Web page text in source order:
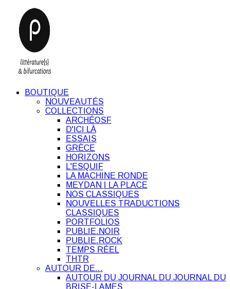
BOUTIQUE
NOUVEAUTÉS
COLLECTIONS
ARCHÉOSF
D'ICI LÀ
ESSAIS
GRÈCE
HORIZONS
L'ESQUIF
LA MACHINE RONDE
MEYDAN | LA PLACE
NOS CLASSIQUES
NOUVELLES TRADUCTIONS
CLASSIQUES
PORTFOLIOS
PUBLIE.NOIR
PUBLIE.ROCK
TEMPS RÉEL
THTR
AUTOUR DE…
AUTOUR DU JOURNAL DU JOURNAL DU
BRISE-LAMES